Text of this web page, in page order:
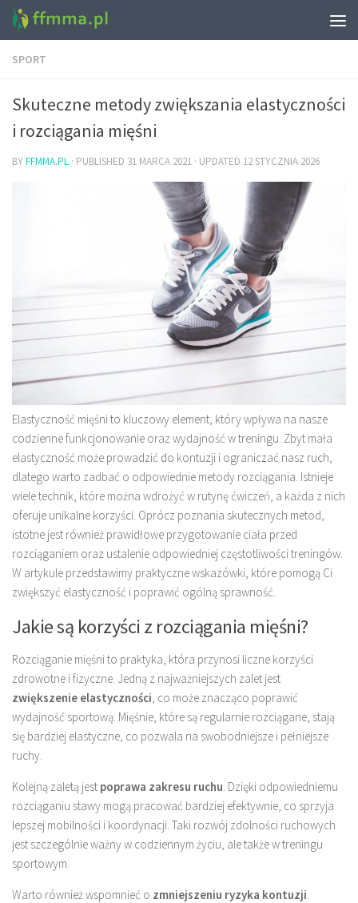
SPORT
Skuteczne metody zwiększania elastyczności
i rozciągania mięśni
BYFFMMA.PL · PUBLISHED 31 MARCA 2021 · UPDATED 12 STYCZNIA 2026
Elastyczność mięśni to kluczowy element, który wpływa na nasze
codzienne funkcjonowanie oraz wydajność w treningu. Zbyt mała
elastyczność może prowadzić do kontuzji i ograniczać nasz ruch,
dlatego warto zadbać o odpowiednie metody rozciągania. Istnieje
wiele technik, które można wdrożyć w rutynę ćwiczeń, a każda z nich
oferuje unikalne korzyści. Oprócz poznania skutecznych metod,
istotne jest również prawidłowe przygotowanie ciała przed
rozciąganiem oraz ustalenie odpowiedniej częstotliwości treningów.
W artykule przedstawimy praktyczne wskazówki, które pomogą Ci
zwiększyć elastyczność i poprawić ogólną sprawność.
Jakie są korzyści z rozciągania mięśni?
Rozciąganie mięśni to praktyka, która przynosi liczne korzyści
zdrowotne i fizyczne. Jedną z najważniejszych zalet jest
zwiększenie elastyczności , co może znacząco poprawić
wydajność sportową. Mięśnie, które są regularnie rozciągane, stają
się bardziej elastyczne, co pozwala na swobodniejsze i pełniejsze
ruchy.
Kolejną zaletą jest poprawa zakresu ruchu . Dzięki odpowiedniemu
rozciąganiu stawy mogą pracować bardziej efektywnie, co sprzyja
lepszej mobilności i koordynacji. Taki rozwój zdolności ruchowych
jest szczególnie ważny w codziennym życiu, ale także w treningu
sportowym.
Warto również wspomnieć o zmniejszeniu ryzyka kontuzji